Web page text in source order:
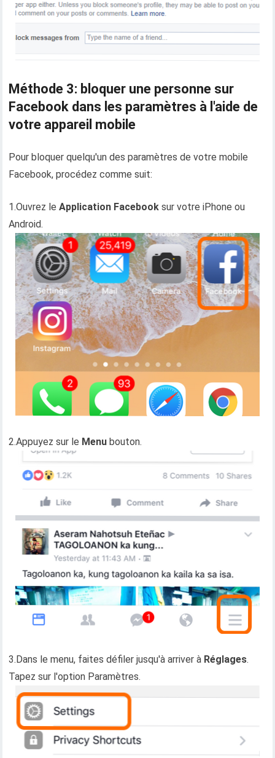
Méthode 3: bloquer une personne sur
Facebook dans les paramètres à l'aide de
votre appareil mobile
Pour bloquer quelqu'un des paramètres de votre mobile
Facebook, procédez comme suit:
1.Ouvrez leApplication Facebook sur votre iPhone ou
Android.
2.Appuyez sur le Menu bouton.
3.Dans le menu, faites défiler jusqu'à arriver à Réglages.
Tapez sur l'option Paramètres.